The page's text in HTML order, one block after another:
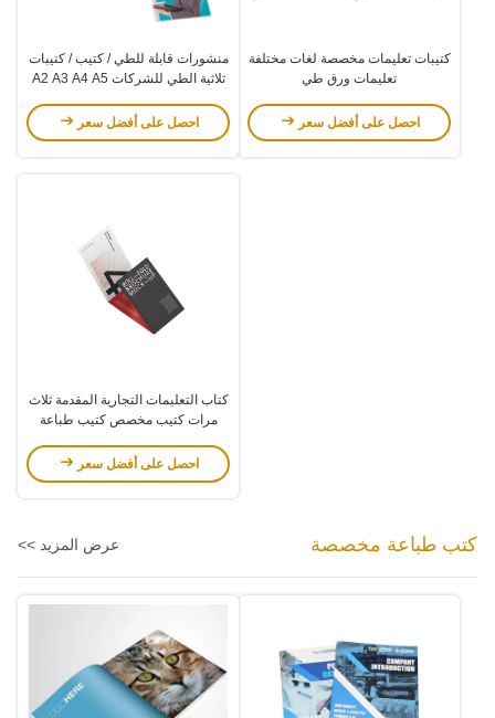
كتيبات تعليمات مخصصة لغات مختلفة
تعليمات ورق طي
احصل على أفضل سعر
منشورات قابلة للطي / كتيب / كتيبات
ثلاثية الطي للشركات A2 A3 A4 A5
احصل على أفضل سعر
كتاب التعليمات التجارية المقدمة ثلاث
مرات كتيب مخصص كتيب طباعة
احصل على أفضل سعر
كتب طباعة مخصصة عرض المزيد >>